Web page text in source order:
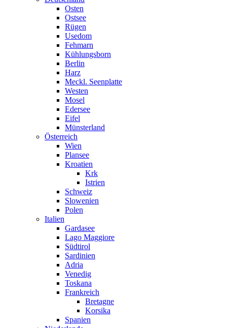
Osten
Ostsee
Rügen
Usedom
Fehmarn
Kühlungsborn
Berlin
Harz
Meckl. Seenplatte
Westen
Mosel
Edersee
Eifel
Münsterland
Österreich
Wien
Plansee
Kroatien
Krk
Istrien
Schweiz
Slowenien
Polen
Italien
Gardasee
Lago Maggiore
Südtirol
Sardinien
Adria
Venedig
Toskana
Frankreich
Bretagne
Korsika
Spanien